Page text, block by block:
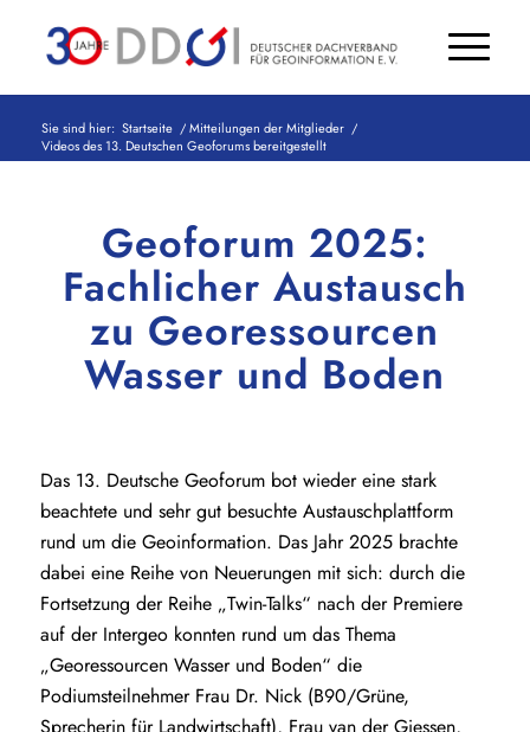
Sie sind hier: Startseite /Mitteilungen der Mitglieder /
Videos des 13. Deutschen Geoforums bereitgestellt
Geoforum 2025:
Fachlicher Austausch
zu Georessourcen
Wasser und Boden
Das 13. Deutsche Geoforum bot wieder eine stark
beachtete und sehr gut besuchte Austauschplattform
rund um die Geoinformation. Das Jahr 2025 brachte
dabei eine Reihe von Neuerungen mit sich: durch die
Fortsetzung der Reihe „Twin-Talks“ nach der Premiere
auf der Intergeo konnten rund um das Thema
„Georessourcen Wasser und Boden“ die
Podiumsteilnehmer Frau Dr. Nick (B90/Grüne,
Sprecherin für Landwirtschaft), Frau van der Giessen,